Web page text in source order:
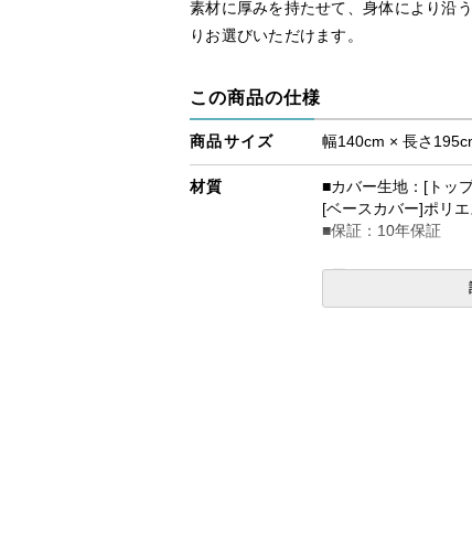
素材に厚みを持たせて、身体により沿
りお選びいただけます。
この商品の仕様
商品サイズ 幅140cm × 長さ
材質
■カバー生地：[トッ
[ベースカバー]ポリ
■保証：10年保証
■厚み
ふつうのかたさ：テ